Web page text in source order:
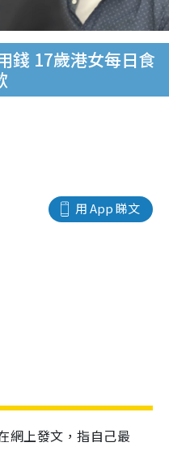
錢 17歲港女每日食
用 App 睇文
網上發文，指自己最